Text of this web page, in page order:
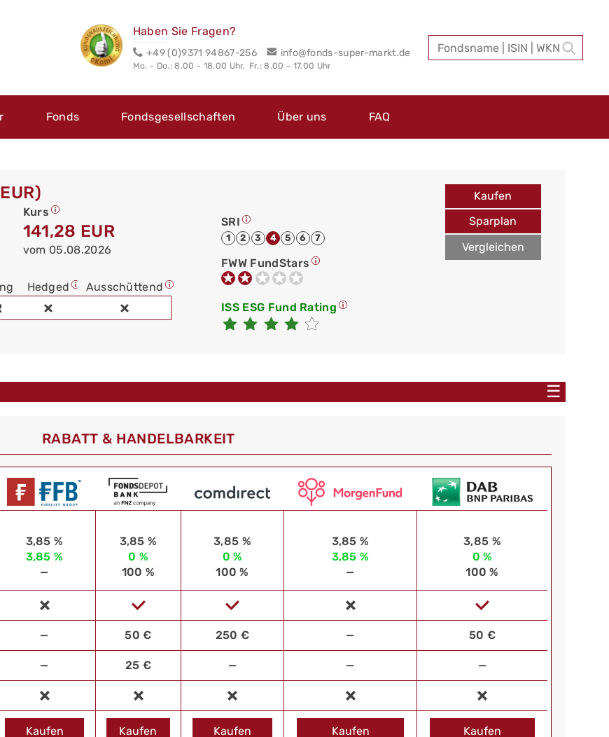
Haben Sie Fragen?
+49 (0)9371 94867-256 info@fonds-super-markt.de
Mo. - Do.: 8.00 - 18.00 Uhr, Fr.: 8.00 - 17.00 Uhr
Fonds Fondsgesellschaften Über uns FAQ
Kurs
141,28 EUR
vom 05.08.2026
Hedged
Ausschüttend
SRI
1 2 3 4 5 6 7
FWW FundStars
ISS ESG Fund Rating
Kaufen
Sparplan
Vergleichen
☰
RABATT & HANDELBARKEIT
3,85 % 3,85 % 3,85 % 3,85 %
3,85 %
3,85 % 0 % 0 % 3,85 %
0 %
— 100 % 100 % — 100 %
— 50 € 250 € — 50 €
— 25 € — — —
Kaufen Kaufen Kaufen Kaufen Kaufen